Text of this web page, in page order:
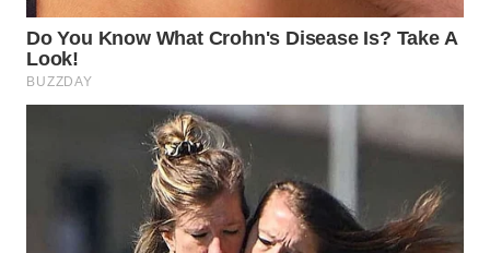
SOLO
WN
BOROBUDUR
MADURA